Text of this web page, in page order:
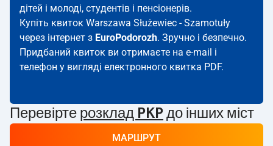
дітей і молоді, студентів і пенсіонерів.
Купіть квиток Warszawa Służewiec - Szamotuły
через інтернет з EuroPodorozh. Зручно і безпечно.
Придбаний квиток ви отримаєте на e-mail і
телефон у вигляді електронного квитка PDF.
Перевірте розклад PKP до інших міст
МАРШРУТ